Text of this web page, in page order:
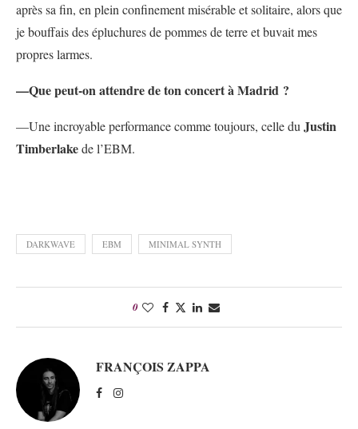
après sa fin, en plein confinement misérable et solitaire, alors que
je bouffais des épluchures de pommes de terre et buvait mes
propres larmes.
—Que peut-on attendre de ton concert à Madrid ?
—Une incroyable performance comme toujours, celle duJustin
Timberlakede l’EBM.
DARKWAVE EBM MINIMAL SYNTH
0
FRANÇOIS ZAPPA